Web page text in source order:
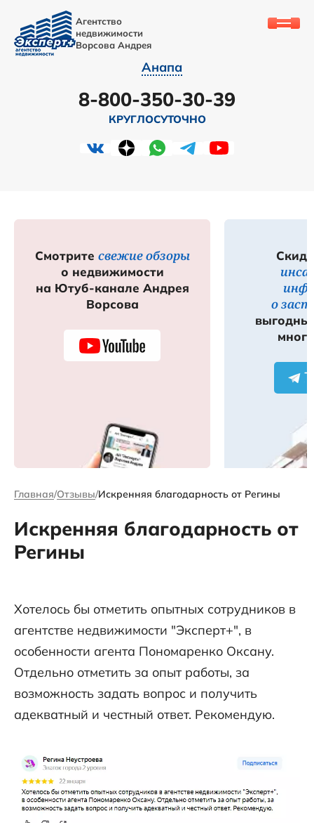
Агентство
недвижимости
Ворсова Андрея
Анапа
8-800-350-30-39
КРУГЛОСУТОЧНО
Смотрите свежие обзоры
о недвижимости
на Ютуб-канале Андрея
Ворсова
о
Главная Отзывы Искренняя благодарность от Регины
Искренняя благодарность от
Регины
Хотелось бы отметить опытных сотрудников в
агентстве недвижимости "Эксперт+", в
особенности агента Пономаренко Оксану.
Отдельно отметить за опыт работы, за
возможность задать вопрос и получить
адекватный и честный ответ. Рекомендую.